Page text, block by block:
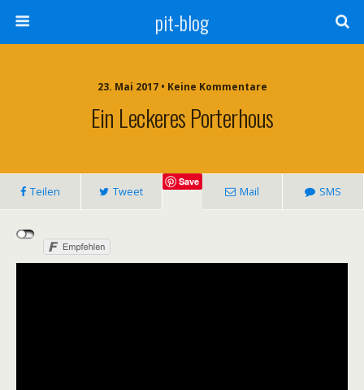
pit-blog
23. Mai 2017 • Keine Kommentare
Ein Leckeres Porterhous
Teilen Tweet
Save
Mail SMS